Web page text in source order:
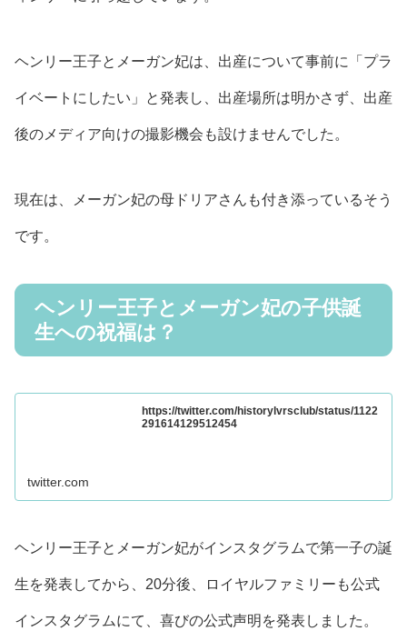
ヘンリー王子とメーガン妃は、出産について事前に「プラ
イベートにしたい」と発表し、出産場所は明かさず、出産
後のメディア向けの撮影機会も設けませんでした。
現在は、メーガン妃の母ドリアさんも付き添っているそう
です。
ヘンリー王子とメーガン妃の子供誕
生への祝福は？
https://twitter.com/historylvrsclub/status/1122
291614129512454
twitter.com
ヘンリー王子とメーガン妃がインスタグラムで第一子の誕
生を発表してから、20分後、ロイヤルファミリーも公式
インスタグラムにて、喜びの公式声明を発表しました。